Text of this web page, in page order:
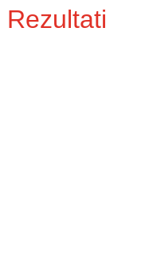
Rezultati